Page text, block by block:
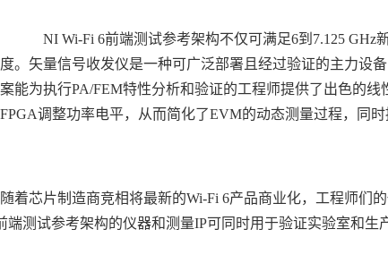
NI Wi-Fi 6前端测试参考架构不仅可满足6到7.125 GHz新
。矢量信号收发仪是一种可广泛部署且经过验证的主力设
能为执行PA/FEM特性分析和验证的工程师提供了出色的
调整功率电平，从而简化了EVM的动态测量过程，同时
随着芯片制造商竞相将最新的Wi-Fi 6产品商业化，工程师们
端测试参考架构的仪器和测量IP可同时用于验证实验室和